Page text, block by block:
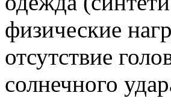
физические
отсутствие
солнечного